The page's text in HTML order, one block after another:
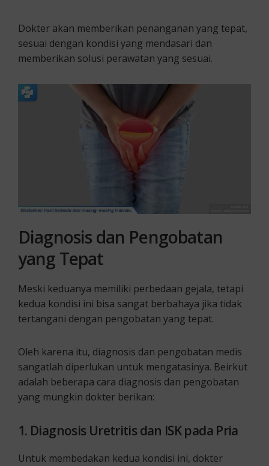
Dokter akan memberikan penanganan yang tepat,
sesuai dengan kondisi yang mendasari dan
memberikan solusi perawatan yang sesuai.
Diagnosis dan Pengobatan
yang Tepat
Meski keduanya memiliki perbedaan gejala, tetapi
kedua kondisi ini bisa sangat berbahaya jika tidak
tertangani dengan pengobatan yang tepat.
Oleh karena itu, diagnosis dan pengobatan medis
sangatlah diperlukan untuk mengatasinya. Beirkut
adalah beberapa cara diagnosis dan pengobatan
yang mungkin dokter berikan:
1. Diagnosis Uretritis dan ISK pada Pria
Untuk membedakan kedua kondisi ini, dokter